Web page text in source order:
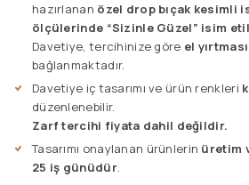
hazırlanan özel drop bıçak kesimli
ölçülerinde “Sizinle Güzel” isim
Davetiye, tercihinize göre el
bağlanmaktadır.
Davetiye iç tasarımı ve ürün renkleri
düzenlenebilir.
Zarf tercihi fiyata dahil değildir.
Tasarımı onaylanan ürünlerin üretim
25 iş günüdür.